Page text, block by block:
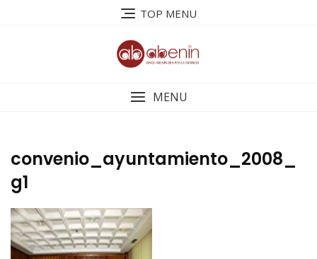
TOP MENU
MENU
convenio_ayuntamiento_2008_
g1